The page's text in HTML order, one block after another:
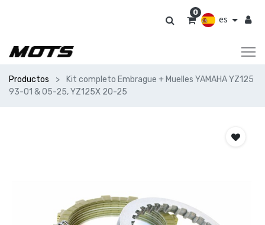
es
0
Productos
Kit completo Embrague + Muelles YAMAHA YZ125
93-01 & 05-25, YZ125X 20-25